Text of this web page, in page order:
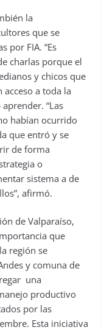
la
que se
por FIA. “Es
charlas porque el
y chicos que
a toda la
“Las
habían ocurrido
que entró y se
de forma
o
sistema a de
afirmó.
de Valparaíso,
que
región se
y comuna de
una
productivo
por las
Esta iniciativa